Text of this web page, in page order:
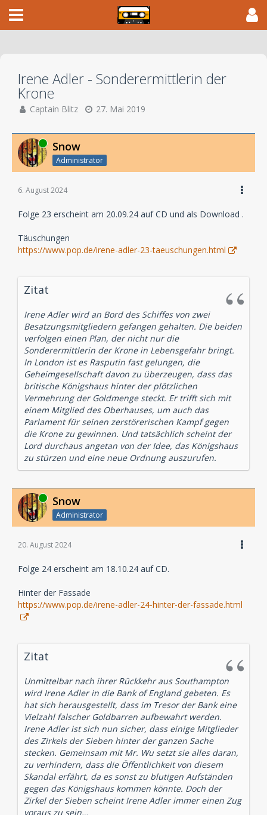
Irene Adler - Sonderermittlerin der
Krone
Captain Blitz 27. Mai 2019
Online Snow
Administrator
6. August 2024
Folge 23 erscheint am 20.09.24 auf CD und als Download .
Täuschungen
https://www.pop.de/irene-adler-23-taeuschungen.html
Zitat
Irene Adler wird an Bord des Schiffes von zwei
Besatzungsmitgliedern gefangen gehalten. Die beiden
verfolgen einen Plan, der nicht nur die
Sonderermittlerin der Krone in Lebensgefahr bringt.
In London ist es Rasputin fast gelungen, die
Geheimgesellschaft davon zu überzeugen, dass das
britische Königshaus hinter der plötzlichen
Vermehrung der Goldmenge steckt. Er trifft sich mit
einem Mitglied des Oberhauses, um auch das
Parlament für seinen zerstörerischen Kampf gegen
die Krone zu gewinnen. Und tatsächlich scheint der
Lord durchaus angetan von der Idee, das Königshaus
zu stürzen und eine neue Ordnung auszurufen.
Online Snow
Administrator
20. August 2024
Folge 24 erscheint am 18.10.24 auf CD.
Hinter der Fassade
https://www.pop.de/irene-adler-24-hinter-der-fassade.html
Zitat
Unmittelbar nach ihrer Rückkehr aus Southampton
wird Irene Adler in die Bank of England gebeten. Es
hat sich herausgestellt, dass im Tresor der Bank eine
Vielzahl falscher Goldbarren aufbewahrt werden.
Irene Adler ist sich nun sicher, dass einige Mitglieder
des Zirkels der Sieben hinter der ganzen Sache
stecken. Gemeinsam mit Mr. Wu setzt sie alles daran,
zu verhindern, dass die Öffentlichkeit von diesem
Skandal erfährt, da es sonst zu blutigen Aufständen
gegen das Königshaus kommen könnte. Doch der
Zirkel der Sieben scheint Irene Adler immer einen Zug
voraus zu sein…